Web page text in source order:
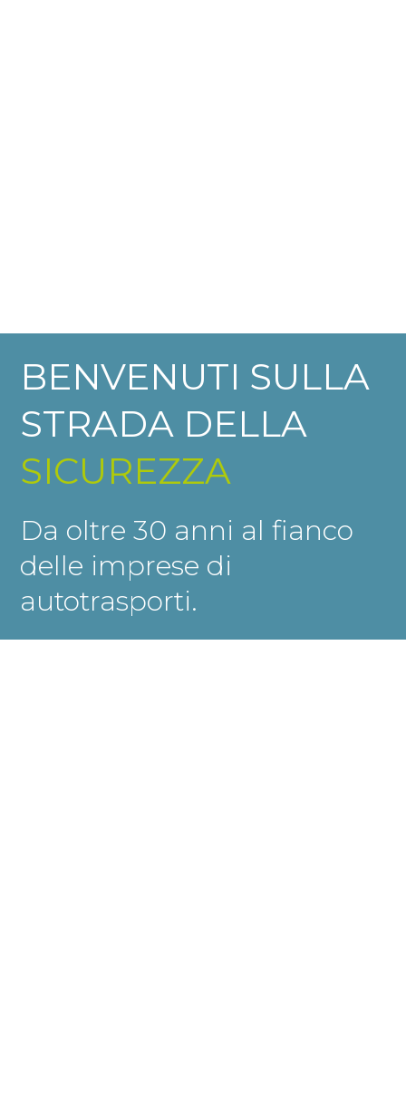
BENVENUTI SULLA
STRADA DELLA
SICUREZZA
Da oltre 30 anni al fianco
delle imprese di
autotrasporti.